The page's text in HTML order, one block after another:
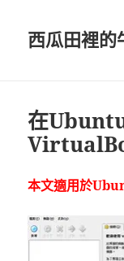
西瓜田裡的
在
本文適用於